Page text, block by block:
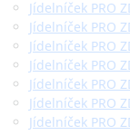
Jídelníček PRO
Jídelníček PRO
Jídelníček PRO
Jídelníček PRO
Jídelníček PRO
Jídelníček PRO
Jídelníček PRO